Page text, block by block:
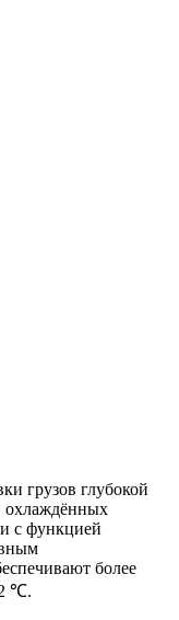
грузов глубокой
охлаждённых
с функцией
более
℃.